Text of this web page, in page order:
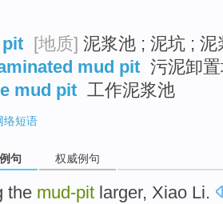
[地质] 泥浆池 ; 泥坑 ;
mud pit 污泥卸
mud pit 工作泥浆池
络短语
句 权威例句
the mud-pit larger, Xiao Li.